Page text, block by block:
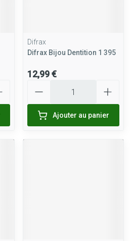
Difrax
Difrax Bijou Dentition 1 395
12,99 €
Ajouter au panier